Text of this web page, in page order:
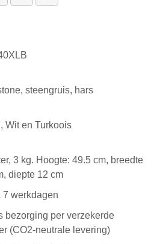
steengruis, hars
Wit en Turkoois
3 kg. Hoogte: 49.5 cm, breedte
diepte 12 cm
7 werkdagen
bezorging per verzekerde
(CO2-neutrale levering)